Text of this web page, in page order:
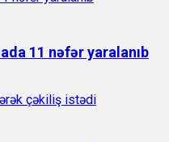
11 nəfər yaralanıb